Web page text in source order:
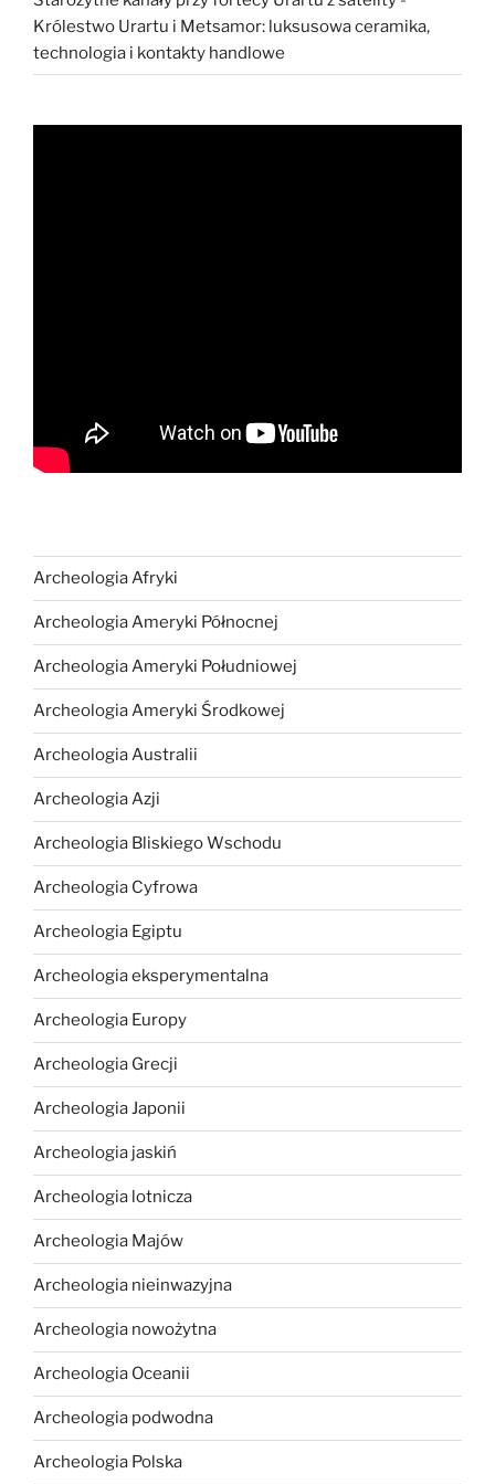
Królestwo Urartu i Metsamor: luksusowa ceramika,
technologia i kontakty handlowe
Archeologia Afryki
Archeologia Ameryki Północnej
Archeologia Ameryki Południowej
Archeologia Ameryki Środkowej
Archeologia Australii
Archeologia Azji
Archeologia Bliskiego Wschodu
Archeologia Cyfrowa
Archeologia Egiptu
Archeologia eksperymentalna
Archeologia Europy
Archeologia Grecji
Archeologia Japonii
Archeologia jaskiń
Archeologia lotnicza
Archeologia Majów
Archeologia nieinwazyjna
Archeologia nowożytna
Archeologia Oceanii
Archeologia podwodna
Archeologia Polska